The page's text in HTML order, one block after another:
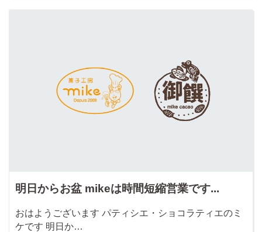
明日からお盆 mikeは時間短縮営業です...
おはようございます パティシエ・ショコラティエのミ
ケです 明日か…